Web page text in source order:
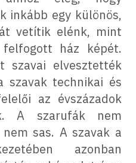
inkább egy különös,
vetítik elénk, mint
felfogott ház képét.
szavai elvesztették
szavak technikai és
az évszázadok
A szarufák nem
sas. A szavak a
azonban